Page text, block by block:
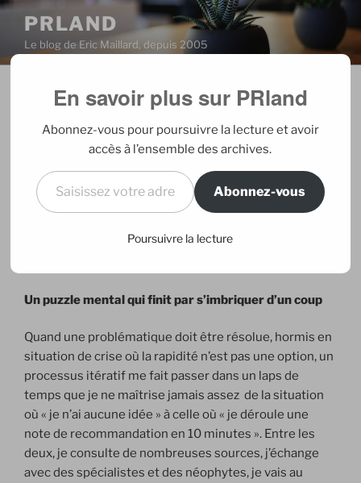
Aller
contenu
principal
PRLAND
Le blog de Eric Maillard, depuis 2005
PUBLIÉ
14/08/2015PARERIC
Puzzled
structurer la pensée acquise sans doute plus en fac
scientifique qu’en école de communication. Un
mon environnement professionnel, dans un mode
Un puzzle mental qui finit par s’imbriquer d’un coup
Quand une problématique doit être résolue, hormis en
situation de crise où la rapidité n’est pas une option, un
processus itératif me fait passer dans un laps de
temps que je ne maîtrise jamais assez de la situation
où « je n’ai aucune idée » à celle où « je déroule une
note de recommandation en 10 minutes ». Entre les
deux, je consulte de nombreuses sources, j’échange
avec des spécialistes et des néophytes, je vais au
En savoir plus sur PRland
Abonnez-vous pour poursuivre la lecture et avoir
accès à l’ensemble des archives.
Saisissez votre adresse e-mail…
Abonnez-vous
Poursuivre la lecture